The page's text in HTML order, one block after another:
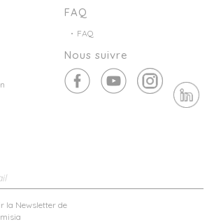
FAQ
FAQ
Nous suivre
la Newsletter de